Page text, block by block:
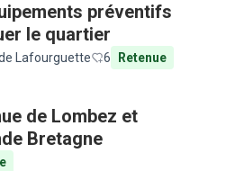
préventifs
le quartier
Lafourguette 6 Retenue
de Lombez et
Bretagne